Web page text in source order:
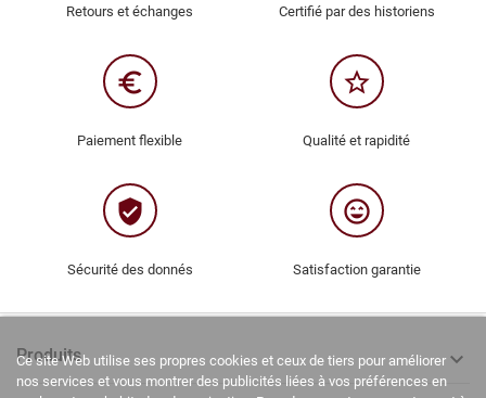
Retours et échanges Certifié par des historiens
euro_symbol
Paiement flexible
star_border
Qualité et rapidité
verified_user
Sécurité des donnés
sentiment_very_satisfied
Satisfaction garantie
Produits 
Ce site Web utilise ses propres cookies et ceux de tiers pour améliorer
nos services et vous montrer des publicités liées à vos préférences en